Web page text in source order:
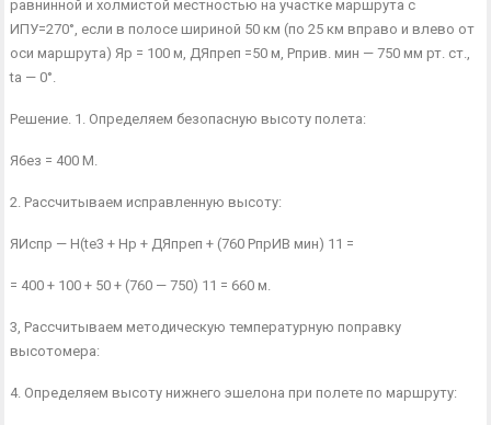
равнинной и хол­мистой местностью на участке маршрута с
ИПУ=270°, если в полосе шириной 50 км (по 25 км вправо и влево от
оси маршрута) Яр = 100 м, ДЯпреп =50 м, Рприв. мин — 750 мм рт. ст.,
ta — 0°.
Решение. 1. Определяем безопасную высоту полета:
Я6ез = 400 М.
2. Рассчитываем исправленную высоту:
ЯИспр — H(te3 + Нр + ДЯпреп + (760 РпрИВ мин) 11 =
= 400 + 100 + 50 + (760 — 750) 11 = 660 м.
3, Рассчитываем методическую температурную поправку
высотомера:
4. Определяем высоту нижнего эшелона при полете по маршруту: